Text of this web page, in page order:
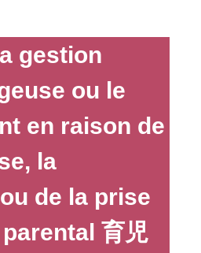
gestion
ou le
en raison de
la
de la prise
育児